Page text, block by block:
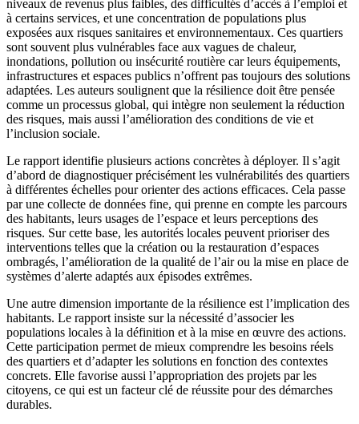
niveaux de revenus plus faibles, des difficultés d’accès à l’emploi et
à certains services, et une concentration de populations plus
exposées aux risques sanitaires et environnementaux. Ces quartiers
sont souvent plus vulnérables face aux vagues de chaleur,
inondations, pollution ou insécurité routière car leurs équipements,
infrastructures et espaces publics n’offrent pas toujours des solutions
adaptées. Les auteurs soulignent que la résilience doit être pensée
comme un processus global, qui intègre non seulement la réduction
des risques, mais aussi l’amélioration des conditions de vie et
l’inclusion sociale.
Le rapport identifie plusieurs actions concrètes à déployer. Il s’agit
d’abord de diagnostiquer précisément les vulnérabilités des quartiers
à différentes échelles pour orienter des actions efficaces. Cela passe
par une collecte de données fine, qui prenne en compte les parcours
des habitants, leurs usages de l’espace et leurs perceptions des
risques. Sur cette base, les autorités locales peuvent prioriser des
interventions telles que la création ou la restauration d’espaces
ombragés, l’amélioration de la qualité de l’air ou la mise en place de
systèmes d’alerte adaptés aux épisodes extrêmes.
Une autre dimension importante de la résilience est l’implication des
habitants. Le rapport insiste sur la nécessité d’associer les
populations locales à la définition et à la mise en œuvre des actions.
Cette participation permet de mieux comprendre les besoins réels
des quartiers et d’adapter les solutions en fonction des contextes
concrets. Elle favorise aussi l’appropriation des projets par les
citoyens, ce qui est un facteur clé de réussite pour des démarches
durables.